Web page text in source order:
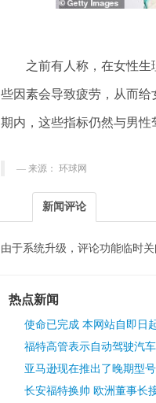
之前有人称，在女性生理
些因素会导致疲劳，从而
期内，这些指标仍然与男
来源： 环球网
新闻评论
由于系统升级，评论功能临时
热点新闻
使命已完成 本网站自即日
福特高管表示自动驾驶汽
亚马逊现在推出了晚期型
长安福特换帅 欧洲董事长